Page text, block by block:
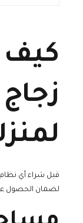
كيف
قبل شراء أي
لضمان الحصول